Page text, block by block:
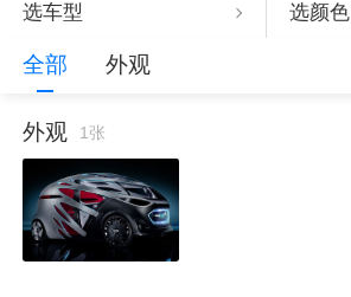
选车型 选颜色
全部 外观
外观 1张